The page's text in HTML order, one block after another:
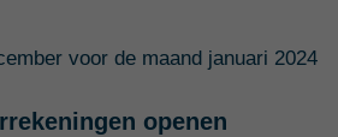
voor de maand januari 2024
openen